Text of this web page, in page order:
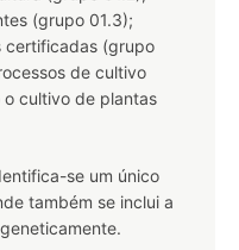
(grupo 01.3);
certificadas (grupo
de cultivo
cultivo de plantas
se um único
também se inclui a